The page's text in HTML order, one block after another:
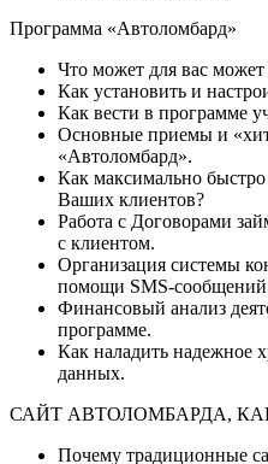
Программа «Автоломбард»
Что может для вас может
Как установить и
Как вести в программе
Основные приемы и
«Автоломбард».
Как максимально
Ваших клиентов?
Работа с Договорами
с клиентом.
Организация системы
помощи SMS-
Финансовый анализ
программе.
Как наладить надежное
данных.
САЙТ АВТОЛОМБАРДА,
Почему традиционные